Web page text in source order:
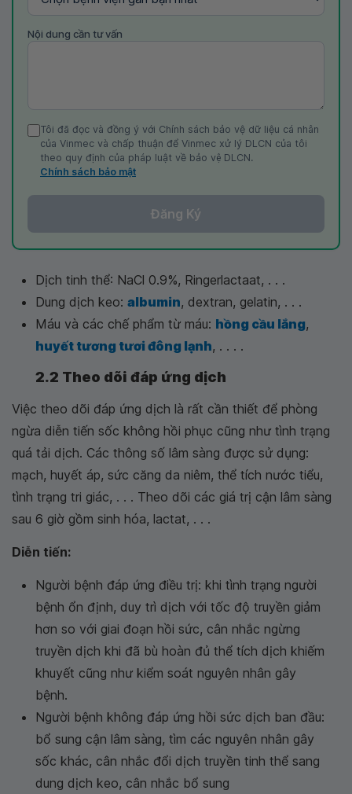
Nội dung cần tư vấn
Tôi đã đọc và đồng ý với Chính sách bảo vệ dữ liệu cá nhân
của Vinmec và chấp thuận để Vinmec xử lý DLCN của tôi
theo quy định của pháp luật về bảo vệ DLCN.
Chính sách bảo mật
Đăng Ký
Dịch tinh thể: NaCl 0.9%, Ringerlactaat, . . .
Dung dịch keo: albumin, dextran, gelatin, . . .
Máu và các chế phẩm từ máu: hồng cầu lắng,
huyết tương tươi đông lạnh, . . . .
2.2 Theo dõi đáp ứng dịch
Việc theo dõi đáp ứng dịch là rất cần thiết để phòng
ngừa diễn tiến sốc không hồi phục cũng như tình trạng
quá tải dịch. Các thông số lâm sàng được sử dụng:
mạch, huyết áp, sức căng da niêm, thể tích nước tiểu,
tình trạng tri giác, . . . Theo dõi các giá trị cận lâm sàng
sau 6 giờ gồm sinh hóa, lactat, . . .
Diễn tiến:
Người bệnh đáp ứng điều trị: khi tình trạng người
bệnh ổn định, duy trì dịch với tốc độ truyền giảm
hơn so với giai đoạn hồi sức, cân nhắc ngừng
truyền dịch khi đã bù hoàn đủ thể tích dịch khiếm
khuyết cũng như kiểm soát nguyên nhân gây
bệnh.
Người bệnh không đáp ứng hồi sức dịch ban đầu:
bổ sung cận lâm sàng, tìm các nguyên nhân gây
sốc khác, cân nhắc đổi dịch truyền tinh thể sang
dung dịch keo, cân nhắc bổ sung